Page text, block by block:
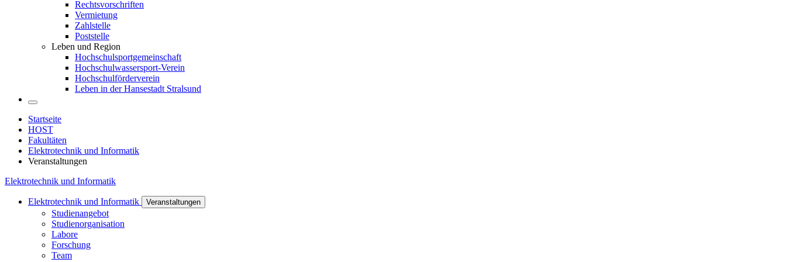
Rechtsvorschriften
Vermietung
Zahlstelle
Poststelle
Leben und Region
Hochschulsportgemeinschaft
Hochschulwassersport-Verein
Hochschulförderverein
Leben in der Hansestadt Stralsund
Startseite
HOST
Fakultäten
Elektrotechnik und Informatik
Veranstaltungen
Elektrotechnik und Informatik
Elektrotechnik und Informatik Veranstaltungen
Studienangebot
Studienorganisation
Labore
Forschung
Team